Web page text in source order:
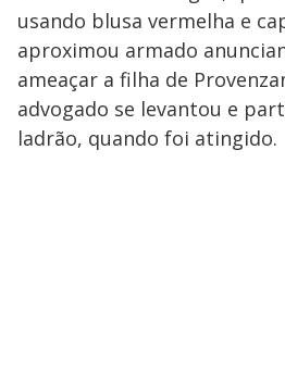
usando blusa vermelha e
aproximou armado
ameaçar a filha de
advogado se levantou e
ladrão, quando foi atingido.